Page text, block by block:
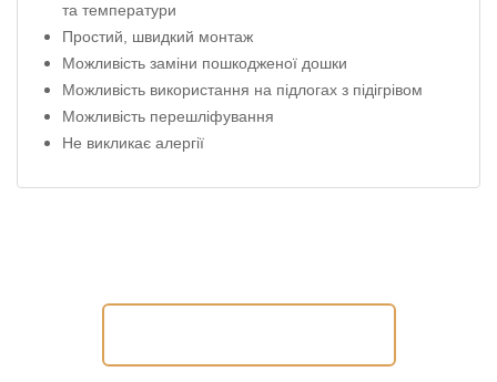
та температури
Простий, швидкий монтаж
Можливість заміни пошкодженої дошки
Можливість використання на підлогах з підігрівом
Можливість перешліфування
Не викликає алергії